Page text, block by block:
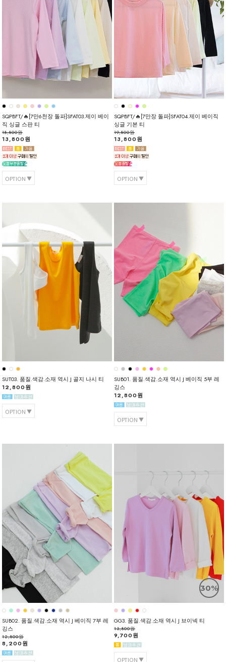
SQPBFT/🔥[7만6천장 돌파]SFAT03.제이 베이
직 싱글 스판 티
18,800원
13,800원
OPTION
SQPBFT/🔥[7만장 돌파]SFAT04.제이 베이직
싱글 기본 티
19,800원
13,800원
OPTION
SUT03. 품질.색감.소재 역시 J 골지 나시 티
12,800원
OPTION
SUB01. 품질.색감.소재 역시 J 베이직 5부 레
깅스
12,800원
OPTION
SUB02. 품질.색감.소재 역시 J 베이직 7부 레
깅스
12,800원
8,200원
30%
GG3. 품질.색감.소재 역시 J 브이넥 티
13,800원
9,700원
OPTION